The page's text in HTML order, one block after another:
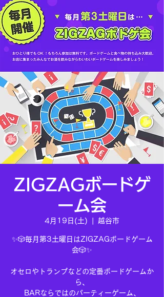
ZIGZAGボードゲ
ーム会
4月19日(土) 越谷市
✨🎲毎月第3土曜日はZIGZAGボードゲーム
会🎲✨
オセロやトランプなどの定番ボードゲームか
ら、
BARならではのパーティーゲーム、